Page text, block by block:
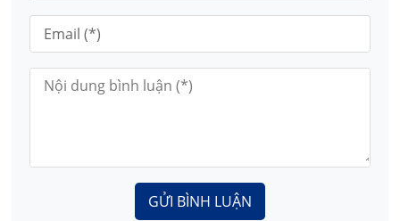
GỬI BÌNH LUẬN